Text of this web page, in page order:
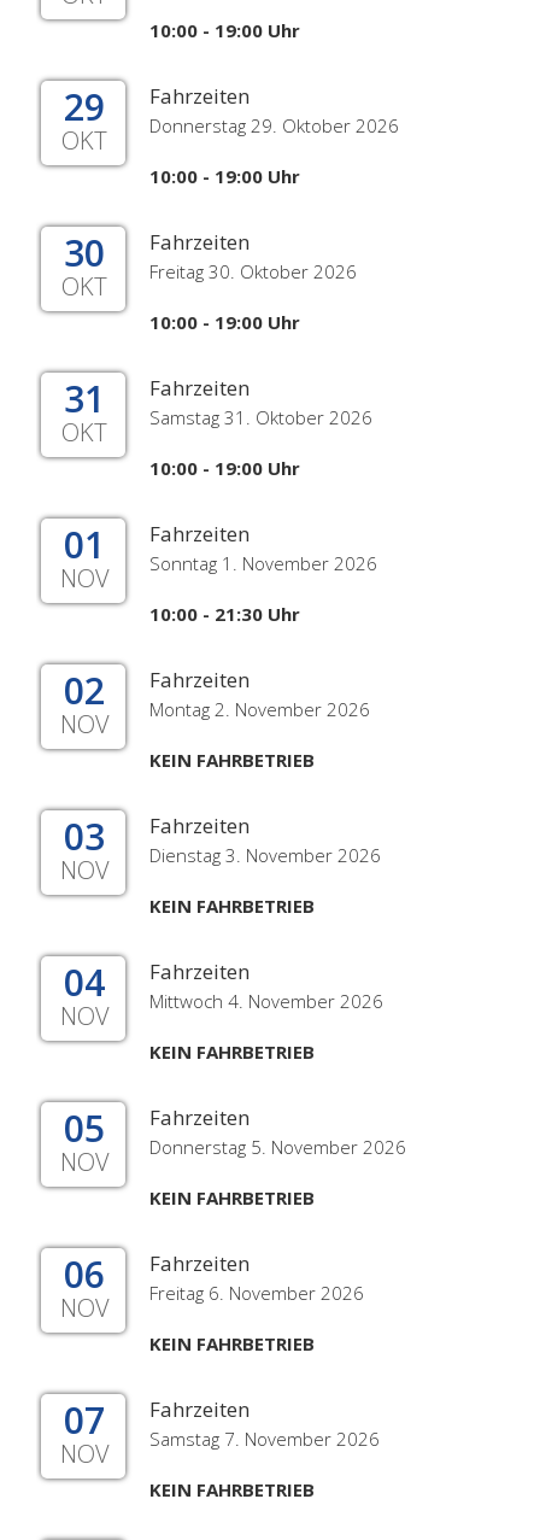
10:00 - 19:00 Uhr
29
OKT
Fahrzeiten
Donnerstag 29. Oktober 2026
10:00 - 19:00 Uhr
30
OKT
Fahrzeiten
Freitag 30. Oktober 2026
10:00 - 19:00 Uhr
31
OKT
Fahrzeiten
Samstag 31. Oktober 2026
10:00 - 19:00 Uhr
01
NOV
Fahrzeiten
Sonntag 1. November 2026
10:00 - 21:30 Uhr
02
NOV
Fahrzeiten
Montag 2. November 2026
KEIN FAHRBETRIEB
03
NOV
Fahrzeiten
Dienstag 3. November 2026
KEIN FAHRBETRIEB
04
NOV
Fahrzeiten
Mittwoch 4. November 2026
KEIN FAHRBETRIEB
05
NOV
Fahrzeiten
Donnerstag 5. November 2026
KEIN FAHRBETRIEB
06
NOV
Fahrzeiten
Freitag 6. November 2026
KEIN FAHRBETRIEB
07
NOV
Fahrzeiten
Samstag 7. November 2026
KEIN FAHRBETRIEB